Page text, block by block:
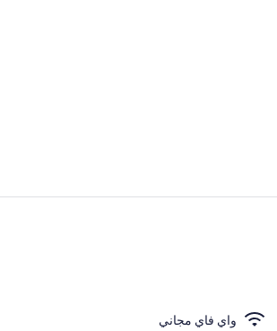
واي فاي مجاني